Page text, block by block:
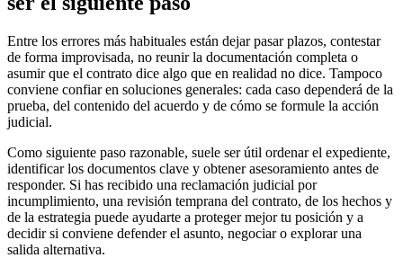
Entre los errores más habituales están dejar pasar plazos, contestar
de forma improvisada, no reunir la documentación completa o
asumir que el contrato dice algo que en realidad no dice. Tampoco
conviene confiar en soluciones generales: cada caso dependerá de la
prueba, del contenido del acuerdo y de cómo se formule la acción
judicial.
Como siguiente paso razonable, suele ser útil ordenar el expediente,
identificar los documentos clave y obtener asesoramiento antes de
responder. Si has recibido una reclamación judicial por
incumplimiento, una revisión temprana del contrato, de los hechos y
de la estrategia puede ayudarte a proteger mejor tu posición y a
decidir si conviene defender el asunto, negociar o explorar una
salida alternativa.